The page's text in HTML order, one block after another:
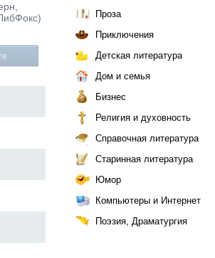
Проза
Приключения
Детская литература
Дом и семья
Бизнес
Религия и духовность
Справочная литература
Старинная литература
Юмор
Компьютеры и Интернет
Поэзия, Драматургия